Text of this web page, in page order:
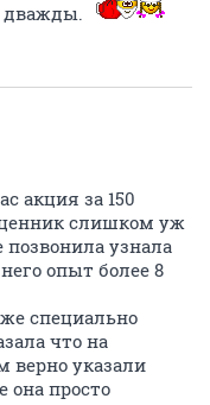
дважды.
акция за 150
слишком уж
позвонила узнала
опыт более 8
специально
что на
верно указали
просто